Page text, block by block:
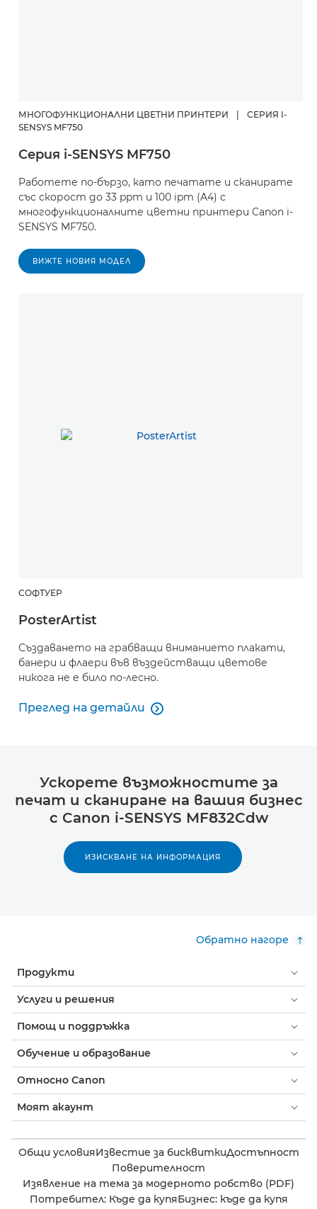
МНОГОФУНКЦИОНАЛНИ ЦВЕТНИ ПРИНТЕРИ
СЕРИЯ I-
SENSYS MF750
Серия i-SENSYS MF750
Работете по-бързо, като печатате и сканирате
със скорост до 33 ppm и 100 ipm (A4) с
многофункционалните цветни принтери Canon i-
SENSYS MF750.
ВИЖТЕ НОВИЯ МОДЕЛ
СОФТУЕР
PosterArtist
Създаването на грабващи вниманието плакати,
банери и флаери във въздействащи цветове
никога не е било по-лесно.
Преглед на детайли
PosterArtist

Ускорете възможностите за
печат и сканиране на вашия бизнес
с Canon i-SENSYS MF832Cdw
ИЗИСКВАНЕ НА ИНФОРМАЦИЯ
Обратно нагоре
Продукти
Услуги и решения
Помощ и поддръжка
Обучение и образование
Относно Canon
Моят акаунт
Общи условияИзвестие за бисквиткиДостъпност
Поверителност
Изявление на тема за модерното робство (PDF)
Потребител: Къде да купяБизнес: къде да купя